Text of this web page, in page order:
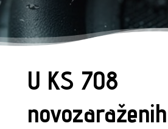
U KS 708
novozaraženih